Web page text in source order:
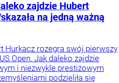
zajdzie Hubert
na jedną ważną
Hurkacz rozegra swój pierwszy
Open. Jak daleko zajdzie
i niezwykle prestiżowym
podzieliła się